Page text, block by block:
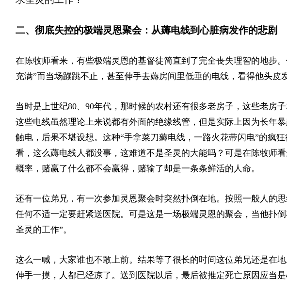
二、彻底失控的极端灵恩聚会：从薅电线到心脏病发作的悲剧
在陈牧师看来，有些极端灵恩的基督徒简直到了完全丧失理智的地步
充满”而当场蹦跳不止，甚至伸手去薅房间里低垂的电线，看得他头皮
当时是上世纪80、90年代，那时候的农村还有很多老房子，这些老房
这些电线虽然理论上来说都有外面的绝缘线管，但是实际上因为长年
触电，后果不堪设想。这种“手拿菜刀薅电线，一路火花带闪电”的
看，这么薅电线人都没事，这难道不是圣灵的大能吗？可是在陈牧
概率，赌赢了什么都不会赢得，赌输了却是一条条鲜活的人命。
还有一位弟兄，有一次参加灵恩聚会时突然扑倒在地。按照一般人的
任何不适一定要赶紧送医院。可是这是一场极端灵恩的聚会，当他扑
圣灵的工作”。
这么一喊，大家谁也不敢上前。结果等了很长的时间这位弟兄还是在
伸手一摸，人都已经凉了。送到医院以后，最后被推定死亡原因应当是